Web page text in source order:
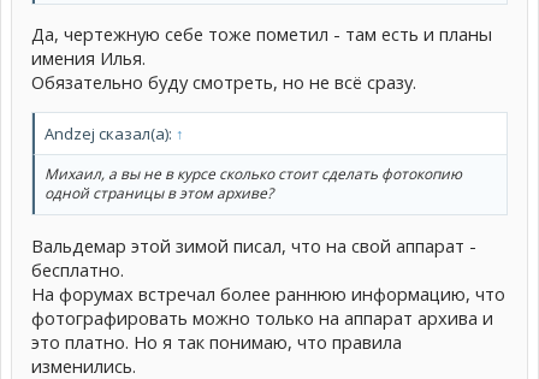
Да, чертежную себе тоже пометил - там есть и планы
имения Илья.
Обязательно буду смотреть, но не всё сразу.
Andzej сказал(а): ↑
Михаил, а вы не в курсе сколько стоит сделать фотокопию
одной страницы в этом архиве?
Вальдемар этой зимой писал, что на свой аппарат -
бесплатно.
На форумах встречал более раннюю информацию, что
фотографировать можно только на аппарат архива и
это платно. Но я так понимаю, что правила
изменились.